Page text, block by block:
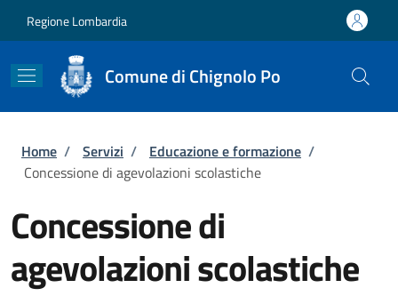
Regione Lombardia
Comune di Chignolo Po
Briciole di pane
Home / Servizi / Educazione e formazione /
Concessione di agevolazioni scolastiche
Concessione di
agevolazioni scolastiche